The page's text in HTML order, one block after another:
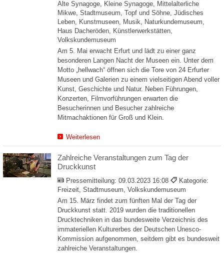
Alte Synagoge, Kleine Synagoge, Mittelalterliche
Mikwe, Stadtmuseum, Topf und Söhne, Jüdisches
Leben, Kunstmuseen, Musik, Naturkundemuseum,
Haus Dacheröden, Künstlerwerkstätten,
Volkskundemuseum
Am 5. Mai erwacht Erfurt und lädt zu einer ganz
besonderen Langen Nacht der Museen ein. Unter dem
Motto „hellwach“ öffnen sich die Tore von 24 Erfurter
Museen und Galerien zu einem vielseitigen Abend voller
Kunst, Geschichte und Natur. Neben Führungen,
Konzerten, Filmvorführungen erwarten die
Besucherinnen und Besucher zahlreiche
Mitmachaktionen für Groß und Klein.
Weiterlesen
Zahlreiche Veranstaltungen zum Tag der
Druckkunst
Pressemitteilung: 09.03.2023 16:08
Kategorie:
Freizeit, Stadtmuseum, Volkskundemuseum
Am 15. März findet zum fünften Mal der Tag der
Druckkunst statt. 2019 wurden die traditionellen
Drucktechniken in das bundesweite Verzeichnis des
immateriellen Kulturerbes der Deutschen Unesco-
Kommission aufgenommen, seitdem gibt es bundesweit
zahlreiche Veranstaltungen.